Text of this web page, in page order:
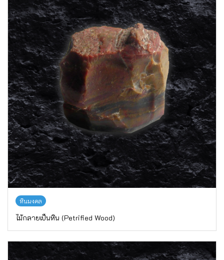
หินมงคล
ไม้กลายเป็นหิน (Petrified Wood)